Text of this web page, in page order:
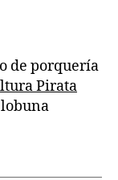
de porquería
Pirata